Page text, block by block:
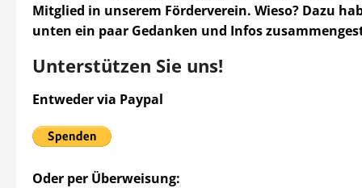
Mitglied in unserem Förderverein. Wieso? Dazu
unten ein paar Gedanken und Infos
Unterstützen Sie uns!
Entweder via Paypal
Oder per Überweisung: